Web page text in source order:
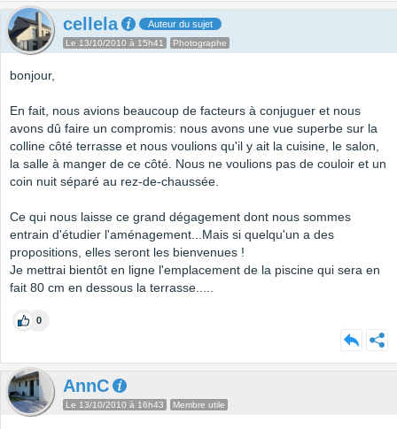
cellela Auteur du sujet
Le 13/10/2010 à 15h41 Photographe
bonjour,
En fait, nous avions beaucoup de facteurs à conjuguer et nous
avons dû faire un compromis: nous avons une vue superbe sur la
colline côté terrasse et nous voulions qu'il y ait la cuisine, le salon,
la salle à manger de ce côté. Nous ne voulions pas de couloir et un
coin nuit séparé au rez-de-chaussée.
Ce qui nous laisse ce grand dégagement dont nous sommes
entrain d'étudier l'aménagement...Mais si quelqu'un a des
propositions, elles seront les bienvenues !
Je mettrai bientôt en ligne l'emplacement de la piscine qui sera en
fait 80 cm en dessous la terrasse.....
0
AnnC
Le 13/10/2010 à 16h43 Membre utile